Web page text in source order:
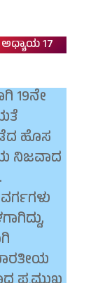
ಅಧ್ಯಾಯ 17
19ನೇ
ಹೊಸ
ನಿಜವಾದ